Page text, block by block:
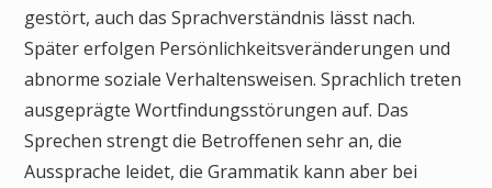
gestört, auch das Sprachverständnis lässt nach.
Später erfolgen Persönlichkeitsveränderungen und
abnorme soziale Verhaltensweisen. Sprachlich treten
ausgeprägte Wortfindungsstörungen auf. Das
Sprechen strengt die Betroffenen sehr an, die
Aussprache leidet, die Grammatik kann aber bei